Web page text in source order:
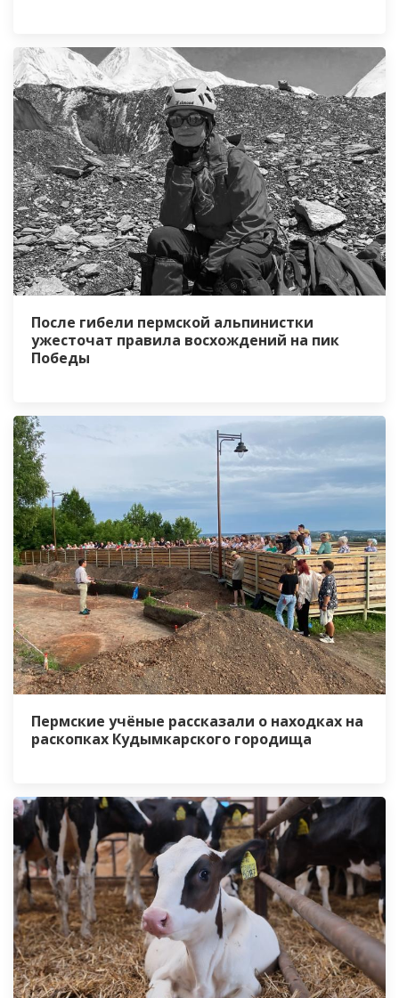
После гибели пермской альпинистки
ужесточат правила восхождений на пик
Победы
Пермские учёные рассказали о находках на
раскопках Кудымкарского городища